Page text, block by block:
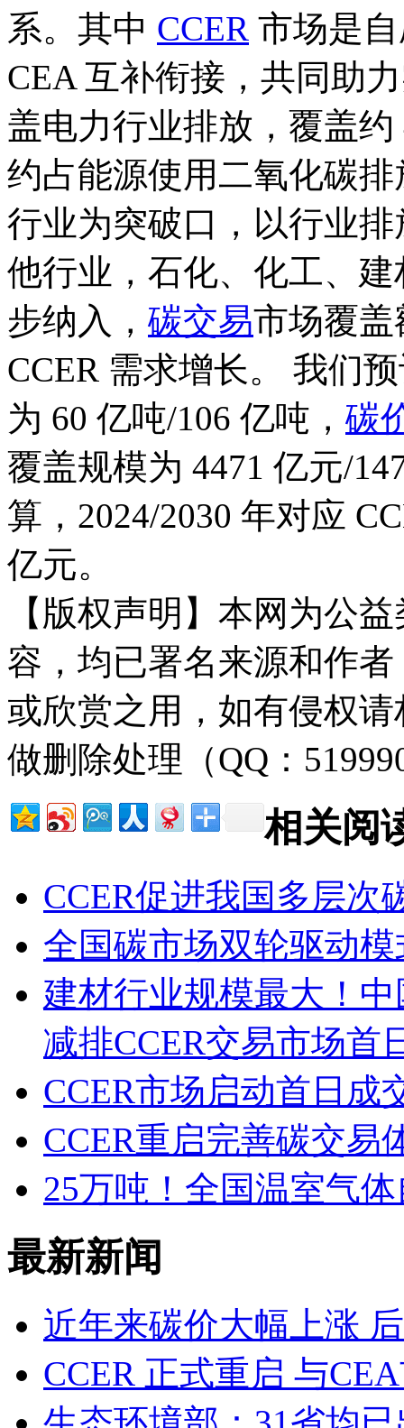
系。其中 CCER 市场是
CEA 互补衔接，共同助
盖电力行业排放，覆盖约
约占能源使用二氧化碳
行业为突破口，以行业
他行业，石化、化工、
步纳入， 碳交易市场覆
CCER 需求增长。 我们
为 60 亿吨/106 亿吨， 碳
覆盖规模为 4471 亿元/
算，2024/2030 年对应
亿元。
【版权声明】本网为公
容，均已署名来源和作
或欣赏之用，如有侵权
做删除处理（QQ：
相关阅
CCER促进我国多层次
全国碳市场双轮驱动
建材行业规模最大！
减排CCER交易市场首
CCER市场启动首日成
CCER重启完善碳交易
25万吨！全国温室气
最新新闻
近年来碳价大幅上涨
CCER 正式重启 与